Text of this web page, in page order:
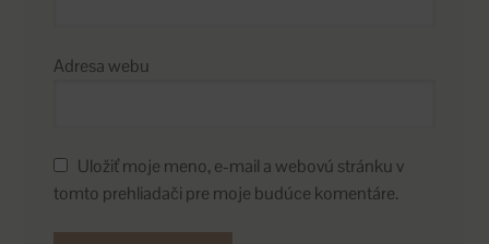
Adresa webu
Uložiť moje meno, e-mail a webovú stránku v
tomto prehliadači pre moje budúce komentáre.